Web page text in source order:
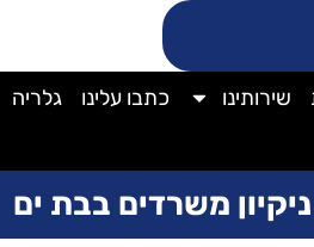
שירותינו כתבו עלינו גלריה
ניקיון משרדים בבת ים